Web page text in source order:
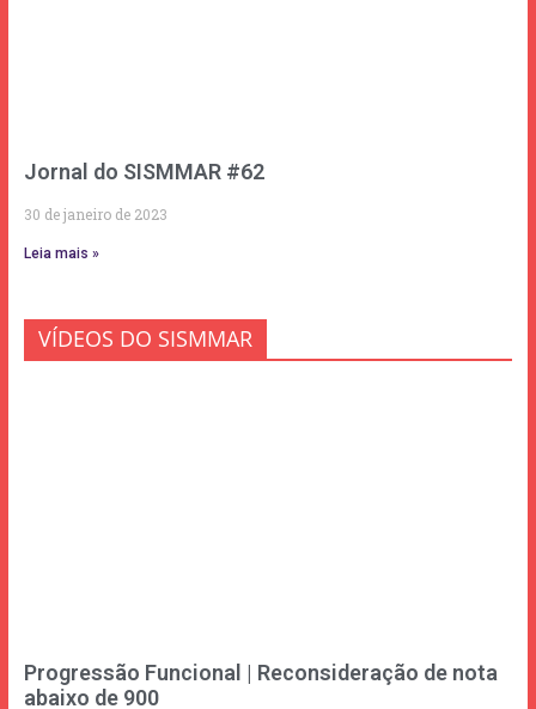
Jornal do SISMMAR #62
30 de janeiro de 2023
Leia mais »
VÍDEOS DO SISMMAR
Progressão Funcional | Reconsideração de nota
abaixo de 900